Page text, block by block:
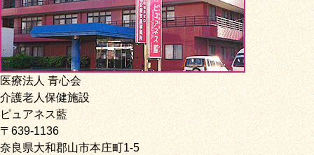
医療法人 青心会
介護老人保健施設
ピュアネス藍
〒639-1136
奈良県大和郡山市本庄町1-5